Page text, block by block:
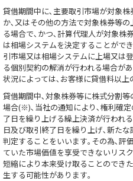
貸借期間中に､主要取引市場が対象
か､又はその他の方法で対象株券等
る場合で､かつ､計算代理人が対象株
は相場システムを決定することがで
引市場又は相場システムに上場又は
る個別契約の解消が行われる場合が
状況によっては､お客様に貸借料以
貸借期間中､対象株券等に株式分割
場合(※)､当社の通知により､権利確
了日を繰り上げる繰上決済が行われ
日及び取引終了日を繰り上げ､新た
判定することをいいます｡その為､評
ていた市場価値を享受できないリス
短縮により本来受け取ることのでき
生する可能性があります｡